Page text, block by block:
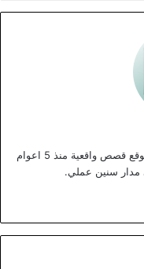
أعمل ككتابة محتوي مختص في القصص في موقع قصص واقعية منذ 5 اعوام